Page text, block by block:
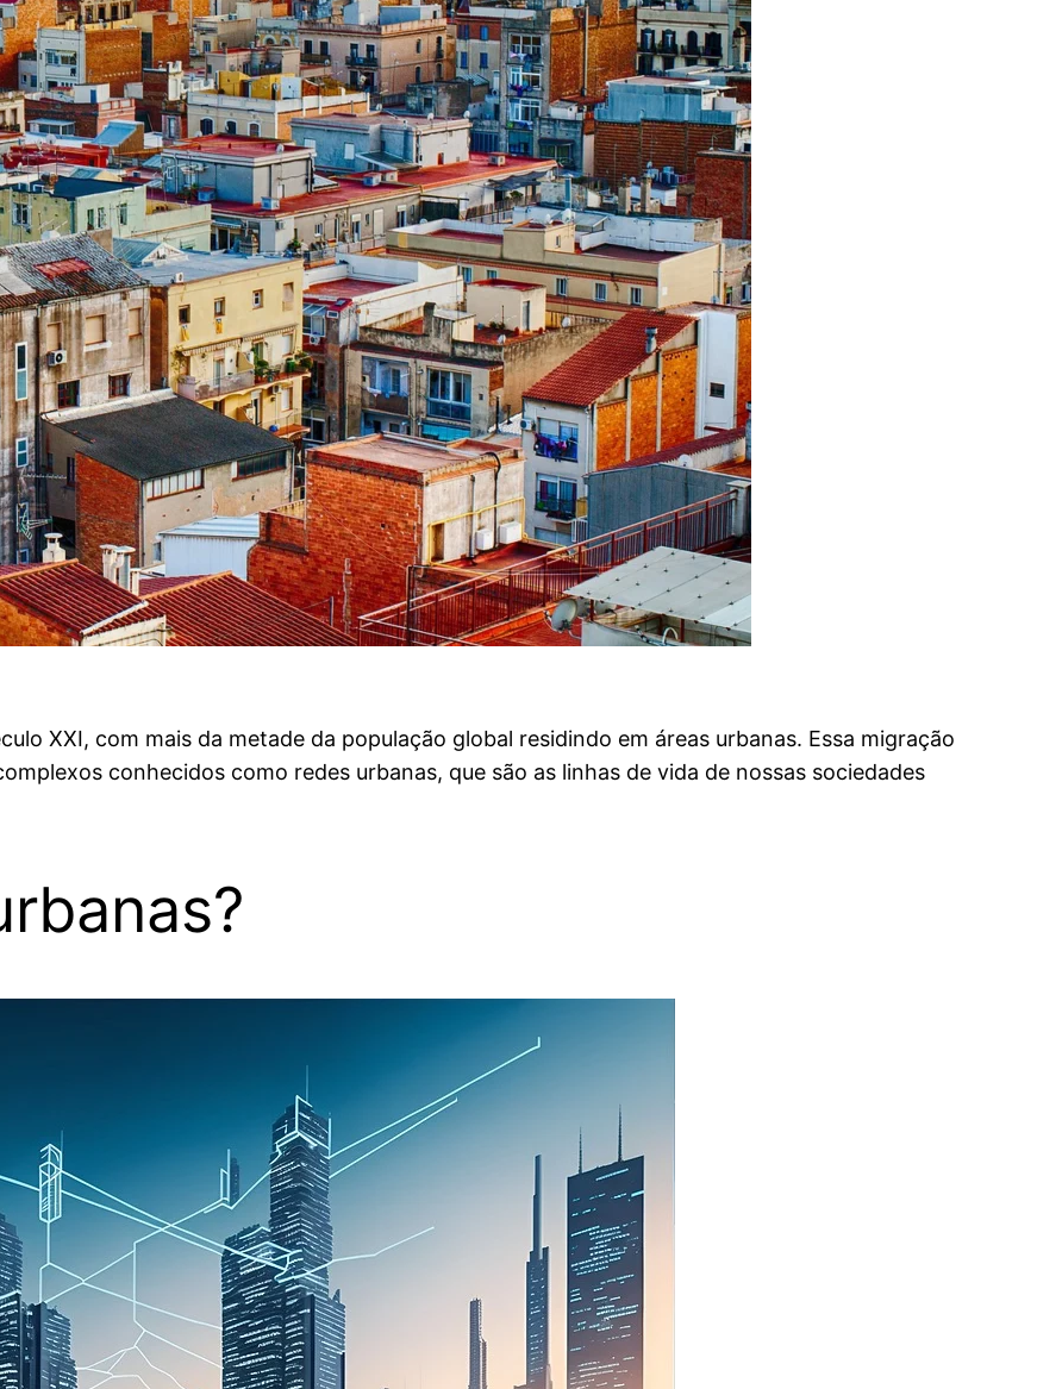
XXI, com mais da metade da população global residindo em áreas urbanas. Essa migração
conhecidos como redes urbanas, que são as linhas de vida de nossas sociedades